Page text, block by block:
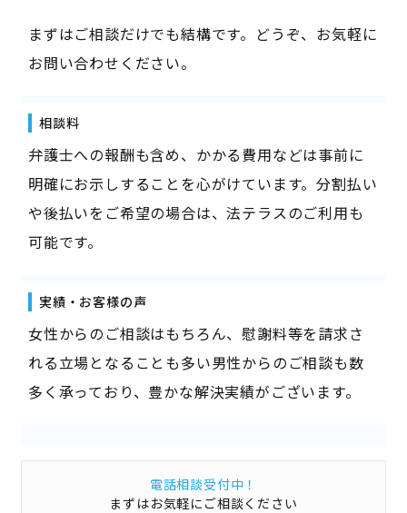
まずはご相談だけでも結構です。どうぞ、お気軽に
お問い合わせください。
相談料
弁護士への報酬も含め、かかる費用などは事前に
明確にお示しすることを心がけています。分割払い
や後払いをご希望の場合は、法テラスのご利用も
可能です。
実績・お客様の声
女性からのご相談はもちろん、慰謝料等を請求さ
れる立場となることも多い男性からのご相談も数
多く承っており、豊かな解決実績がございます。
電話相談受付中！
まずはお気軽にご相談ください